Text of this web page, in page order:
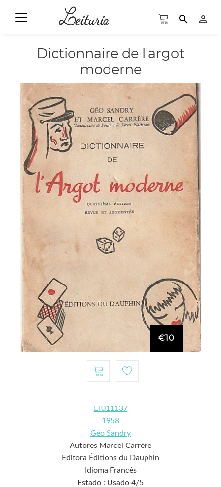
search person_outline
Dictionnaire de l'argot
moderne
€10
LT011137
1958
Géo Sandry
Autores Marcel Carrère
Editora Éditions du Dauphin
Idioma Francês
Estado : Usado 4/5